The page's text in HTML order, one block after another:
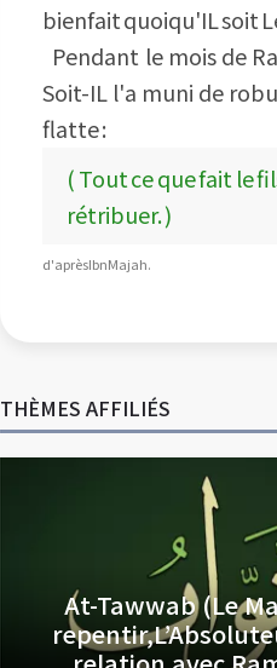
bienfait quoiqu'IL soit
Pendant le mois de
Soit-IL l'a muni de
flatte :
( Tout ce que fait le
rétribuer. )
d'après Ibn Majah.
THÈMES AFFILIÉS
At-Tawwab (Le